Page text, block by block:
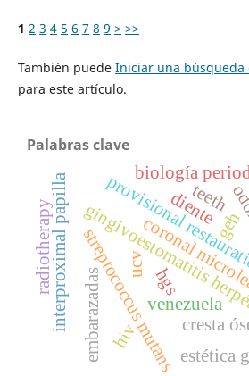
1 2 3 4 5 6 7 8 9 > >>
También puede Iniciar una búsqueda
para este artículo.
Palabras clave
gingivoestomatitis geh
hgs
streptococcus mutans
coronal
provisional
venezuela
ucv
estética
biología
diente
cresta
interproximal papilla teeth
radiotherapy
embarazadas hiv